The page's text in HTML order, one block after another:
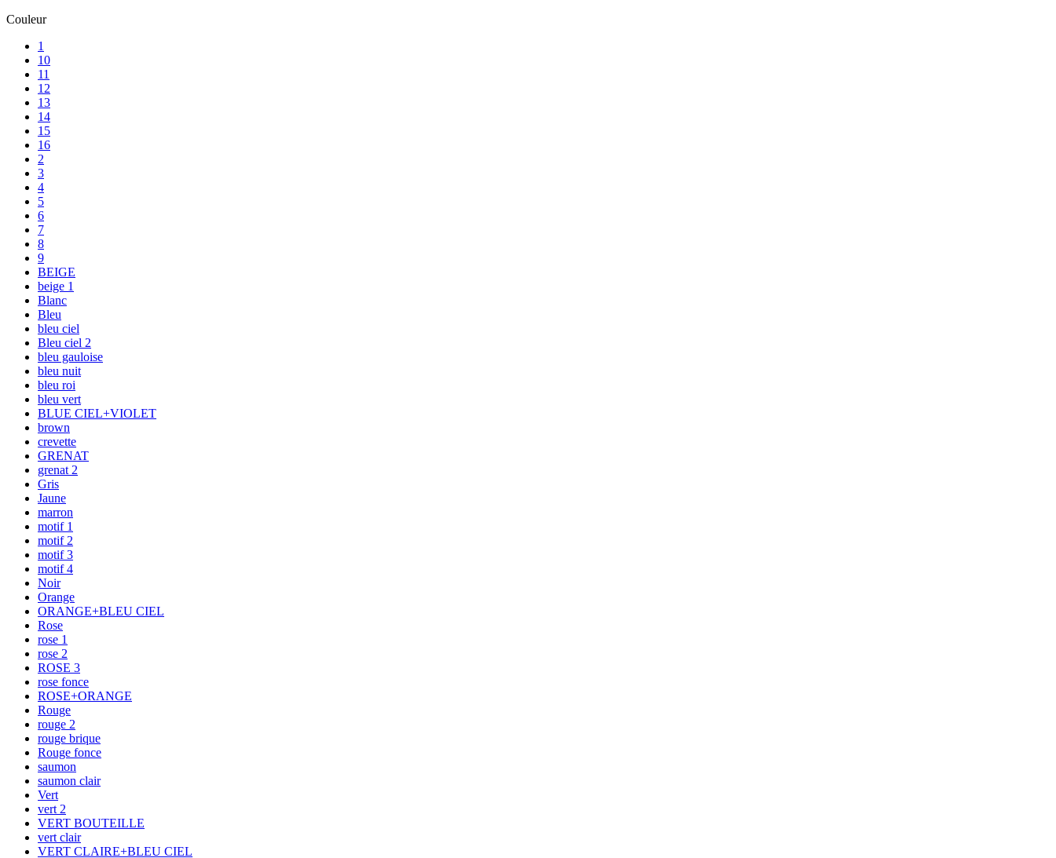
Couleur
1
10
11
12
13
14
15
16
2
3
4
5
6
7
8
9
BEIGE
beige 1
Blanc
Bleu
bleu ciel
Bleu ciel 2
bleu gauloise
bleu nuit
bleu roi
bleu vert
BLUE CIEL+VIOLET
brown
crevette
GRENAT
grenat 2
Gris
Jaune
marron
motif 1
motif 2
motif 3
motif 4
Noir
Orange
ORANGE+BLEU CIEL
Rose
rose 1
rose 2
ROSE 3
rose fonce
ROSE+ORANGE
Rouge
rouge 2
rouge brique
Rouge fonce
saumon
saumon clair
Vert
vert 2
VERT BOUTEILLE
vert clair
VERT CLAIRE+BLEU CIEL